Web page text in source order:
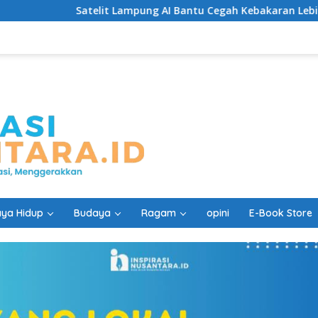
Lampung AI Bantu Cegah Kebakaran Lebih Cepat
Hidup Budaya Ragam opini E-Book Store